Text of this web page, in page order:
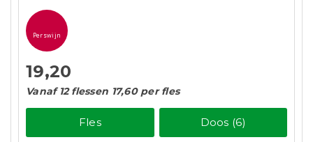
Perswijn
19,20
Vanaf 12 flessen 17,60 per fles
Fles Doos (6)